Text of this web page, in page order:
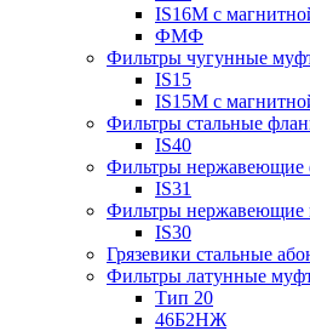
IS16M с
ФМФ
Фильтры чугунные
IS15
IS15M c
Фильтры стальные
IS40
Фильтры нержавеющие
IS31
Фильтры нержавеющие
IS30
Грязевики стальные
Фильтры латунные
Тип 20
46Б2НЖ